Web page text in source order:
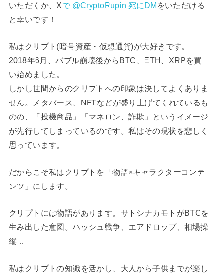
いただくか、Xで @CryptoRupin 宛にDM をいただける
と幸いです！
私はクリプト(暗号資産・仮想通貨)が大好きです。
2018年6月、バブル崩壊後からBTC、ETH、XRPを買
い始めました。
しかし世間からのクリプトへの印象は決してよくありま
せん。メタバース、NFTなどが盛り上げてくれているも
のの、「投機商品」「マネロン、詐欺」というイメージ
が先行してしまっているのです。私はその現状を悲しく
思っています。
だからこそ私はクリプトを「物語×キャラクターコンテ
ンツ」にします。
クリプトには物語があります。サトシナカモトがBTCを
生み出した意図。ハッシュ戦争、エアドロップ、相場操
縦…
私はクリプトの知識を活かし、大人から子供までが楽し